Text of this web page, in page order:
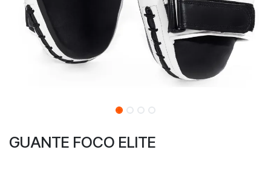
GUANTE FOCO ELITE